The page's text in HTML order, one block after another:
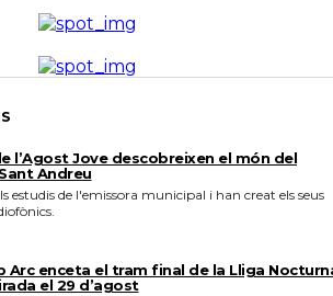
l’Agost Jove descobreixen el món del
Andreu
estudis de l'emissora municipal i han creat els seus
Arc enceta el tram final de la Lliga
el 29 d’agost